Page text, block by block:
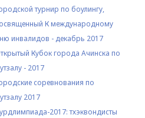
турнир по боулингу,
К международному
инвалидов - декабрь 2017
Кубок города Ачинска по
- 2017
соревнования по
2017
2017: тхэквондисты